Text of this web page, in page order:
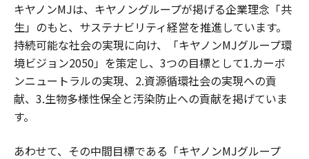
キヤノンMJは、キヤノングループが掲げる企業理念「共
生」のもと、サステナビリティ経営を推進しています。
持続可能な社会の実現に向け、「キヤノンMJグループ環
境ビジョン2050」を策定し、3つの目標として1.カーボ
ンニュートラルの実現、2.資源循環社会の実現への貢
献、3.生物多様性保全と汚染防止への貢献を掲げていま
す。
あわせて、その中間目標である「キヤノンMJグループ